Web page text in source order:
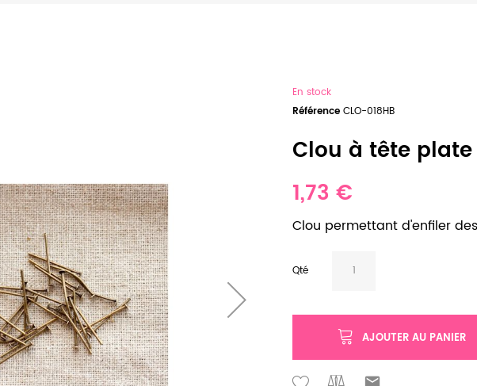
En stock
Référence CLO-018HB
Clou à tête
1,73 €
Clou permettant d'enfiler
Qté
AJOUTER AU PANIER